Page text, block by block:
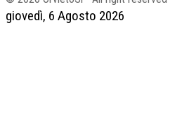
giovedì, 6 Agosto 2026